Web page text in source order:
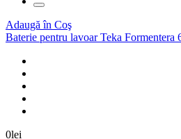
Adaugă în Coş
Baterie pentru lavoar Teka Formentera
0lei